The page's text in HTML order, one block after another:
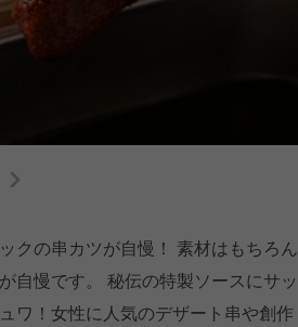
クの串カツが自慢！ 素材はもちろん
自慢です。 秘伝の特製ソースにサッ
ワ！女性に人気のデザート串や創作